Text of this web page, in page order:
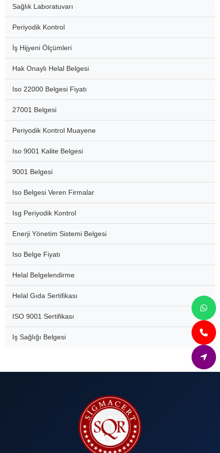
Sağlık Laboratuvarı
Periyodik Kontrol
İş Hijyeni Ölçümleri
Hak Onaylı Helal Belgesi
Iso 22000 Belgesi Fiyatı
27001 Belgesi
Periyodik Kontrol Muayene
Iso 9001 Kalite Belgesi
9001 Belgesi
Iso Belgesi Veren Firmalar
Isg Periyodik Kontrol
Enerji Yönetim Sistemi Belgesi
Iso Belge Fiyatı
Helal Belgelendirme
Helal Gıda Sertifikası
ISO 9001 Sertifikası
Iş Sağlığı Belgesi